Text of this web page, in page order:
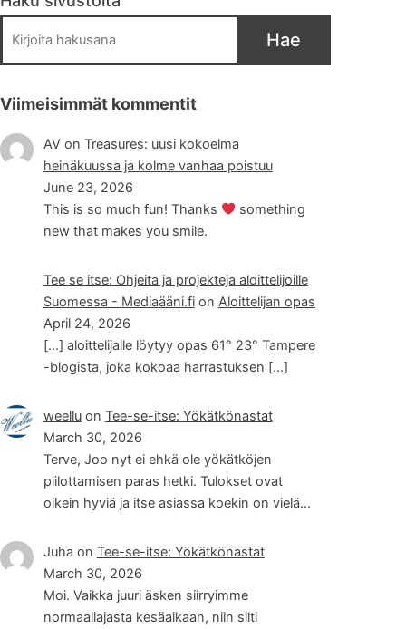
Hae
Viimeisimmät kommentit
AVon Treasures: uusi kokoelma
heinäkuussa ja kolme vanhaa poistuu
June 23, 2026
This is so much fun! Thanks
something
new that makes you smile.
Tee se itse: Ohjeita ja projekteja aloittelijoille
Suomessa - Mediaääni.fion Aloittelijan opas
April 24, 2026
[…] aloittelijalle löytyy opas 61° 23° Tampere
-blogista, joka kokoaa harrastuksen […]
weelluon Tee-se-itse: Yökätkönastat
March 30, 2026
Terve, Joo nyt ei ehkä ole yökätköjen
piilottamisen paras hetki. Tulokset ovat
oikein hyviä ja itse asiassa koekin on vielä…
Juha on Tee-se-itse: Yökätkönastat
March 30, 2026
Moi. Vaikka juuri äsken siirryimme
normaaliajasta kesäaikaan, niin silti